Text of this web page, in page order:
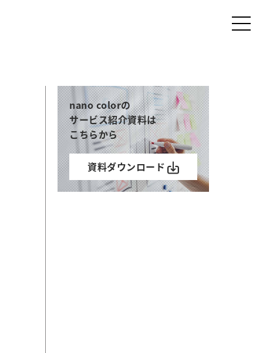
nano colorの
サービス紹介資料は
こちらから
資料ダウンロード